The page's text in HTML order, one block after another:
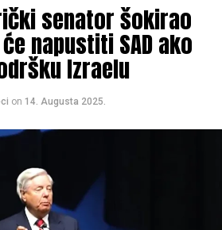
senator šokirao
napustiti SAD ako
Izraelu
on 14. Augusta 2025.